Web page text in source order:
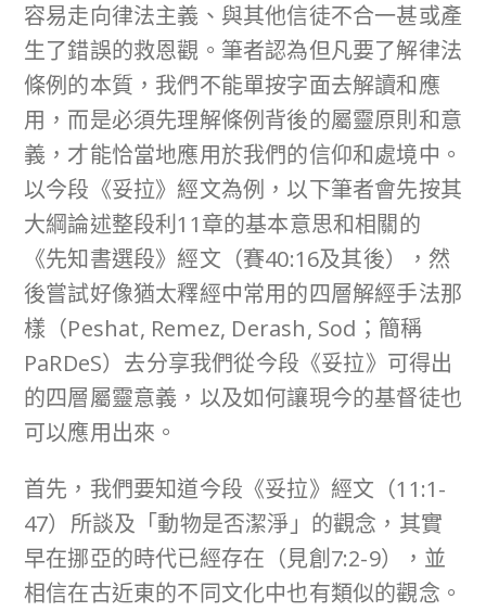
容易走向律法主義、與其他信徒不合一甚或產
生了錯誤的救恩觀。筆者認為但凡要了解律法
條例的本質，我們不能單按字面去解讀和應
用，而是必須先理解條例背後的屬靈原則和意
義，才能恰當地應用於我們的信仰和處境中。
以今段《妥拉》經文為例，以下筆者會先按其
大綱論述整段利11章的基本意思和相關的
《先知書選段》經文（賽40:16及其後），然
後嘗試好像猶太釋經中常用的四層解經手法那
樣（Peshat, Remez, Derash, Sod；簡稱
PaRDeS）去分享我們從今段《妥拉》可得出
的四層屬靈意義，以及如何讓現今的基督徒也
可以應用出來。
首先，我們要知道今段《妥拉》經文（11:1-
47）所談及「動物是否潔淨」的觀念，其實
早在挪亞的時代已經存在（見創7:2-9），並
相信在古近東的不同文化中也有類似的觀念。